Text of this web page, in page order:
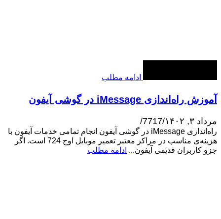
ادامه مطلب
آموزش راه‌اندازی iMessage در گوشی آیفون
مرداد ۳, ۱۴۰۲ /
7717
/
راه‌اندازی iMessage در گوشی آیفون انجام تمامی خدمات آیفون با
هزینه‌ی مناسب در مراکز معتبر تعمیر موبایل اوج 724 است. اگر
جزو کاربران قدیمی آیفون... ادامه مطلب